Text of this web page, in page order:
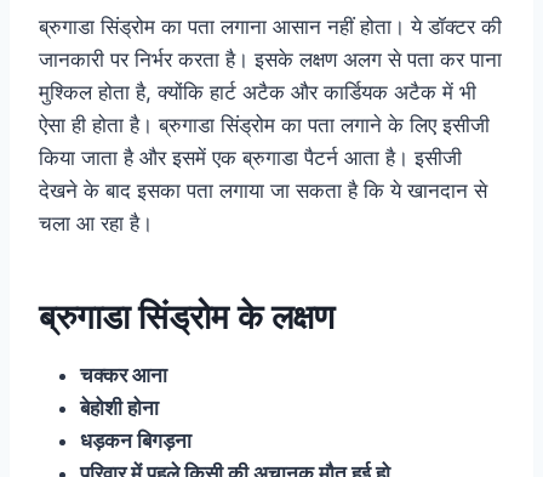
ब्रुगाडा सिंड्रोम का पता लगाना आसान नहीं होता। ये डॉक्टर की
जानकारी पर निर्भर करता है। इसके लक्षण अलग से पता कर पाना
मुश्किल होता है, क्योंकि हार्ट अटैक और कार्डियक अटैक में भी
ऐसा ही होता है। ब्रुगाडा सिंड्रोम का पता लगाने के लिए इसीजी
किया जाता है और इसमें एक ब्रुगाडा पैटर्न आता है। इसीजी
देखने के बाद इसका पता लगाया जा सकता है कि ये खानदान से
चला आ रहा है।
ब्रुगाडा सिंड्रोम के लक्षण
चक्कर आना
बेहोशी होना
धड़कन बिगड़ना